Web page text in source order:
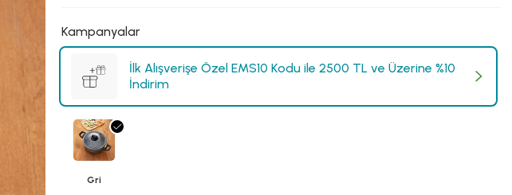
Kampanyalar
İlk Alışverişe Özel EMS10 Kodu ile 2500 TL ve Üzerine %10
İndirim
Gri